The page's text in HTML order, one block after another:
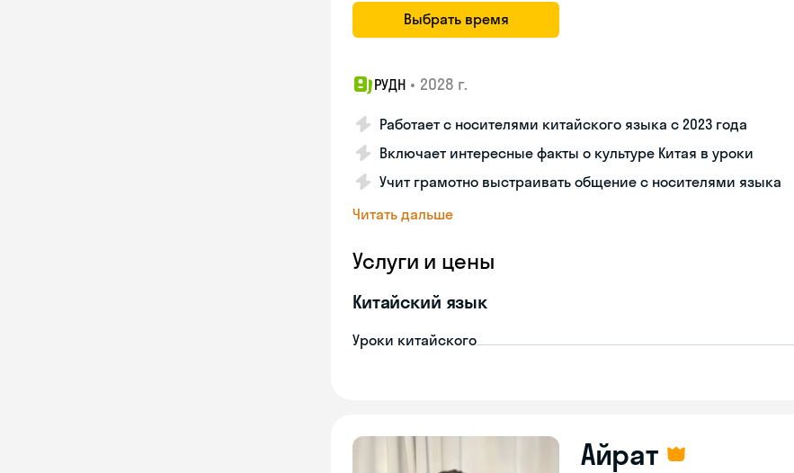
Выбрать время
РУДН • 2028 г.
Работает с носителями китайского языка с 2023 года
Включает интересные факты о культуре Китая в уроки
Учит грамотно выстраивать общение с носителями языка
Читать дальше
Услуги и цены
Китайский язык
Уроки китайского
Айрат